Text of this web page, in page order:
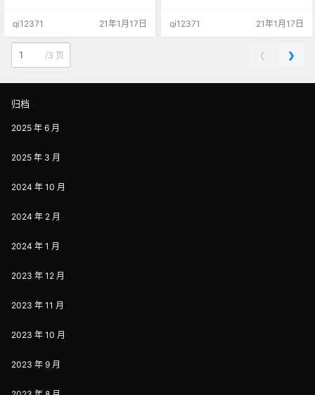
证你学到了市场上闲鱼最新最全面
技术不仅对闲鱼引流进行了详细的
演示和讲解，还详细介绍了闲鱼的
营销技巧。 这些营销技巧，还有IP
创造的技巧，都是狼叔这几年实用
qi12371 21年1月17日
都是怎么开账号，怎么发布产品这
法对于正正经经不懂运营不懂seo的
辛辛苦苦选一堆自己觉得很好的产
qi12371 21年1月17日
/3 页 ❮ ❯
归档
2025 年 6 月
2025 年 3 月
2024 年 10 月
2024 年 2 月
2024 年 1 月
2023 年 12 月
2023 年 11 月
2023 年 10 月
2023 年 9 月